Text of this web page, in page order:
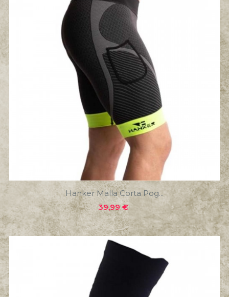
Hanker Malla Corta Pog...
Precio
39,99 €